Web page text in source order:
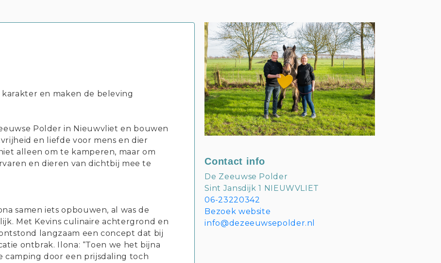
en maken de beleving
Polder in Nieuwvliet en bouwen
en liefde voor mens en dier
alleen om te kamperen, maar om
en dieren van dichtbij mee te
samen iets opbouwen, al was de
Met Kevins culinaire achtergrond en
langzaam een concept dat bij
ontbrak. Ilona: “Toen we het bijna
camping door een prijsdaling toch
Contact info
De Zeeuwse Polder
Sint Jansdijk 1 NIEUWVLIET
06-23220342
Bezoek website
info@dezeeuwsepolder.nl